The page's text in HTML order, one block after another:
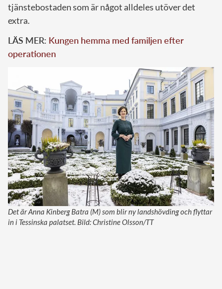
tjänstebostaden som är något alldeles utöver det
extra.
LÄS MER: Kungen hemma med familjen efter
operationen
Det är Anna Kinberg Batra (M) som blir ny landshövding och flyttar
in i Tessinska palatset. Bild: Christine Olsson/TT